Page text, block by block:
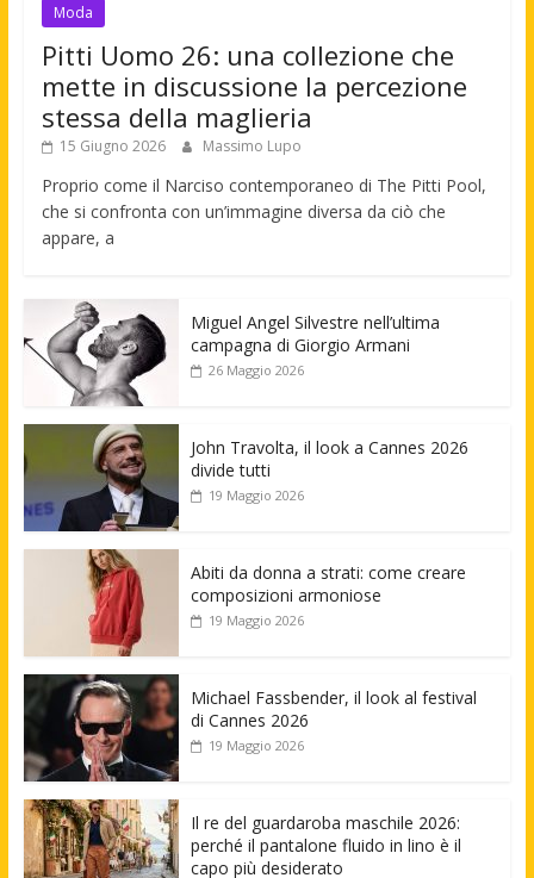
Moda
Pitti Uomo 26: una collezione che
mette in discussione la percezione
stessa della maglieria
15 Giugno 2026 Massimo Lupo
Proprio come il Narciso contemporaneo di The Pitti Pool,
che si confronta con un’immagine diversa da ciò che
appare, a
Miguel Angel Silvestre nell’ultima
campagna di Giorgio Armani
26 Maggio 2026
John Travolta, il look a Cannes 2026
divide tutti
19 Maggio 2026
Abiti da donna a strati: come creare
composizioni armoniose
19 Maggio 2026
Michael Fassbender, il look al festival
di Cannes 2026
19 Maggio 2026
Il re del guardaroba maschile 2026:
perché il pantalone fluido in lino è il
capo più desiderato